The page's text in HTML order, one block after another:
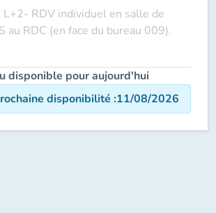
L+2- RDV individuel en salle de
au RDC (en face du bureau 009).
disponible pour aujourd'hui
disponibilité :11/08/2026